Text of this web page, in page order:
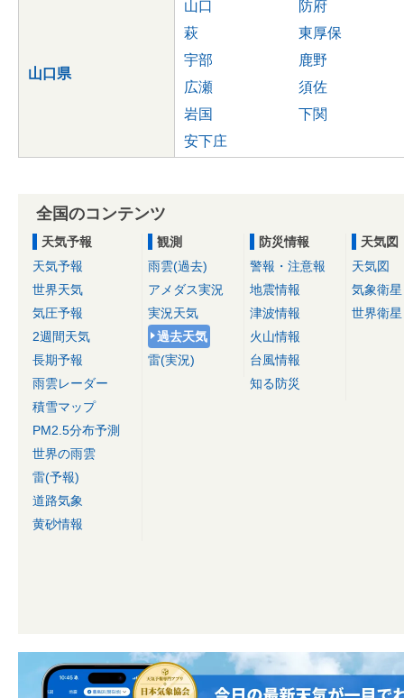
山口県
山口
防府
萩
東厚保
宇部
鹿野
広瀬
須佐
岩国
下関
安下庄
全国のコンテンツ
天気予報
天気予報
世界天気
気圧予報
2週間天気
長期予報
雨雲レーダー
積雪マップ
PM2.5分布予測
世界の雨雲
雷(予報)
道路気象
黄砂情報
観測
雨雲(過去)
アメダス実況
実況天気
過去天気
雷(実況)
防災情報
警報・注意報
地震情報
津波情報
火山情報
台風情報
知る防災
天気図
天気図
気象衛星
世界衛星